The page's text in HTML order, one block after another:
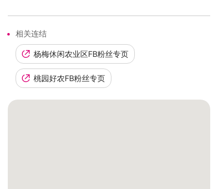
相关连结
杨梅休闲农业区FB粉丝专页
桃园好农FB粉丝专页